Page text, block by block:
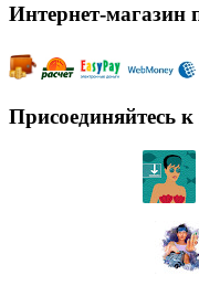
Интернет-магазин
Присоединяйтесь